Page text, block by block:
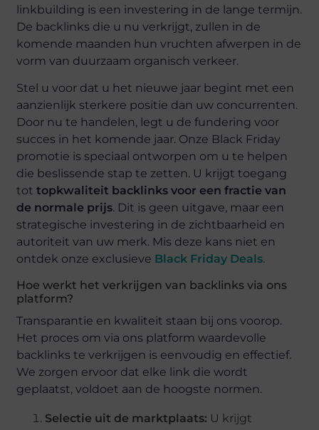
linkbuilding is een investering in de lange termijn.
De backlinks die u nu verkrijgt, zullen in de
komende maanden hun vruchten afwerpen in de
vorm van duurzaam organisch verkeer.
Stel u voor dat u het nieuwe jaar begint met een
aanzienlijk sterkere positie dan uw concurrenten.
Door nu te handelen, legt u de fundering voor
succes in het komende jaar. Onze Black Friday
promotie is speciaal ontworpen om u te helpen
die beslissende stap te zetten. U krijgt toegang
tottopkwaliteit backlinks voor een fractie van
de normale prijs. Dit is geen uitgave, maar een
strategische investering in de zichtbaarheid en
autoriteit van uw merk. Mis deze kans niet en
ontdek onze exclusieve Black Friday Deals.
Hoe werkt het verkrijgen van backlinks via ons
platform?
Transparantie en kwaliteit staan bij ons voorop.
Het proces om via ons platform waardevolle
backlinks te verkrijgen is eenvoudig en effectief.
We zorgen ervoor dat elke link die wordt
geplaatst, voldoet aan de hoogste normen.
Selectie uit de marktplaats: U krijgt